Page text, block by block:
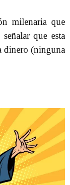
milenaria que
que esta
dinero (ninguna